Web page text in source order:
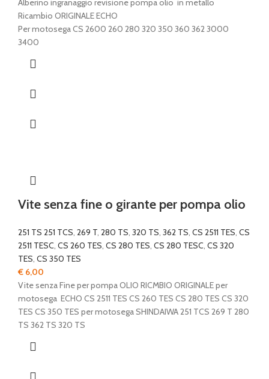
Alberino ingranaggio revisione pompa olio in metallo
Ricambio ORIGINALE ECHO
Per motosega CS 2600 260 280 320 350 360 362 3000
3400
Vite senza fine o girante per pompa olio
251 TS 251 TCS, 269 T, 280 TS, 320 TS, 362 TS, CS 2511 TES, CS
2511 TESC, CS 260 TES, CS 280 TES, CS 280 TESC, CS 320
TES, CS 350 TES
€ 6,00
Vite senza Fine per pompa OLIO RICMBIO ORIGINALE per
motosega ECHO CS 2511 TES CS 260 TES CS 280 TES CS 320
TES CS 350 TES per motosega SHINDAIWA 251 TCS 269 T 280
TS 362 TS 320 TS